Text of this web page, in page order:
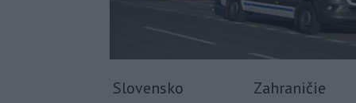
Slovensko Zahraničie